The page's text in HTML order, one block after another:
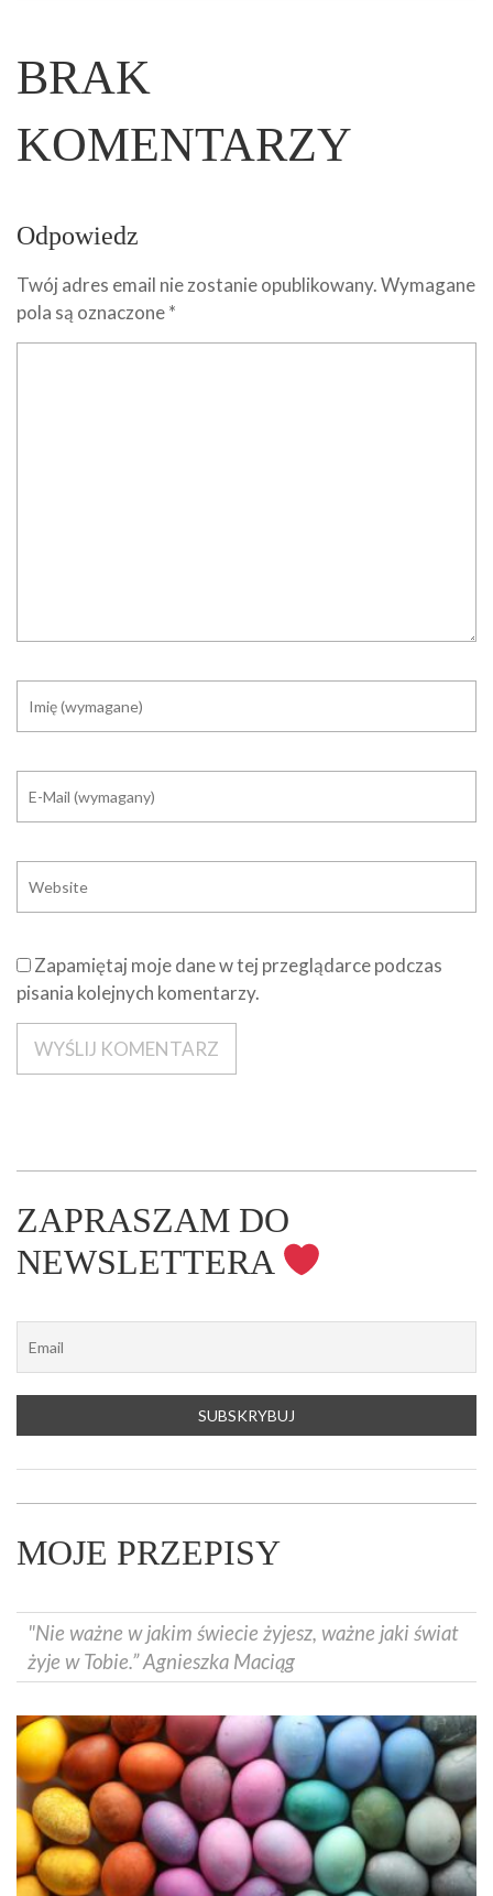
BRAK
KOMENTARZY
Odpowiedz
Twój adres email nie zostanie opublikowany.Wymagane
pola są oznaczone*
Zapamiętaj moje dane w tej przeglądarce podczas
pisania kolejnych komentarzy.
ZAPRASZAM DO
NEWSLETTERA
MOJE PRZEPISY
"Nie ważne w jakim świecie żyjesz, ważne jaki świat
żyje w Tobie.” Agnieszka Maciąg